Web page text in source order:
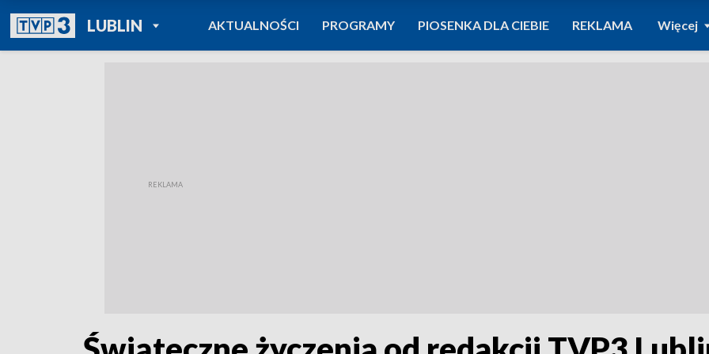
LUBLINPOWRÓT DO
TVP REGIONY
AKTUALNOŚCI PROGRAMY PIOSENKA DLA CIEBIE REKLAMA Więcej